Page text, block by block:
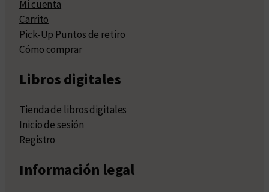
Mi cuenta
Carrito
Pick-Up Puntos de retiro
Cómo comprar
Libros digitales
Tienda de libros digitales
Inicio de sesión
Registro
Información legal